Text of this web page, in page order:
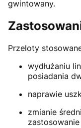
gwintowany.
Przeloty
wydłużaniu
posiadania
naprawie
zmianie